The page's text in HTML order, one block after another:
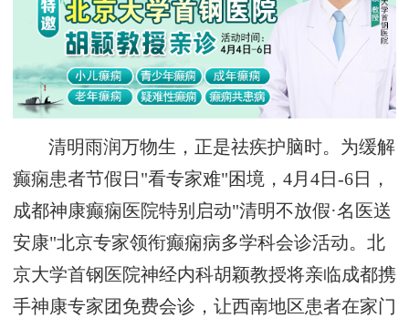
清明雨润万物生，正是祛疾护脑时。为缓解
癫痫患者节假日"看专家难"困境，4月4日-6日，
成都神康癫痫医院特别启动"清明不放假·名医送
安康"北京专家领衔癫痫病多学科会诊活动。北
京大学首钢医院神经内科胡颖教授将亲临成都携
手神康专家团免费会诊，让西南地区患者在家门